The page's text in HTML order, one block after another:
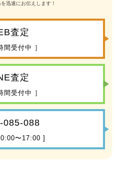
迅速にお伝えします！
査定
間受付中 ］
査定
間受付中 ］
085-088
〜17:00 ]